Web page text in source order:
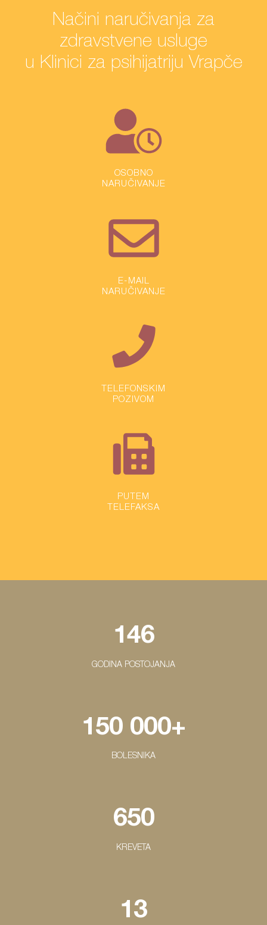
Načini naručivanja za
zdravstvene usluge
u Klinici za psihijatriju Vrapče
OSOBNO
NARUČIVANJE
E-MAIL
NARUČIVANJE
TELEFONSKIM
POZIVOM
PUTEM
TELEFAKSA
146
GODINA POSTOJANJA
150 000+
BOLESNIKA
650
KREVETA
13